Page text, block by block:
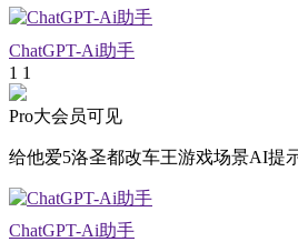
ChatGPT-Ai助手
1 1
Pro大会员可见
给他爱5洛圣都改车王游戏场景AI提
ChatGPT-Ai助手